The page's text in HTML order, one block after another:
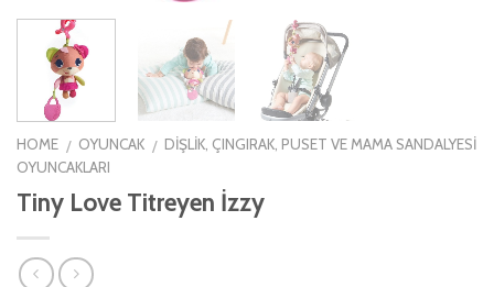
HOME / OYUNCAK / DIŞLIK, ÇINGIRAK, PUSET VE MAMA SANDALYESI
OYUNCAKLARI
Tiny Love Titreyen İzzy